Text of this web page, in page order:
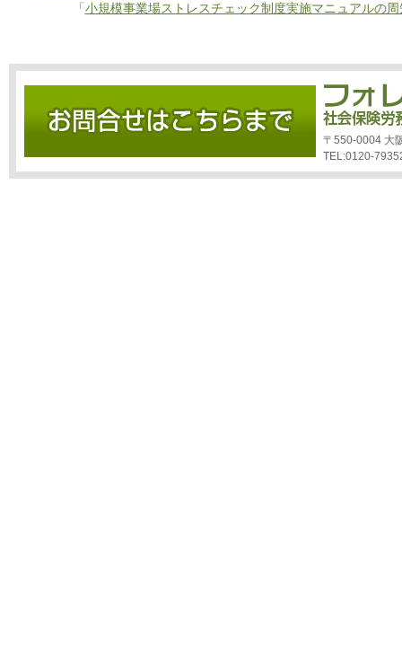
「 小規模事業場ストレスチェック制度実施マニュアルの
〒550-0004 大
TEL:0120-